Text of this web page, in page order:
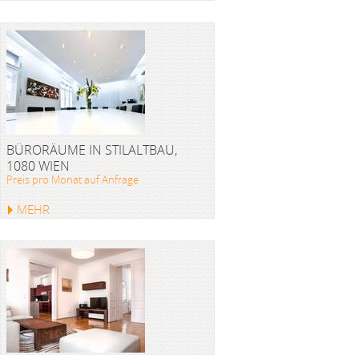
BÜRORÄUME IN STILALTBAU,
1080 WIEN
Preis pro Monat auf Anfrage
MEHR